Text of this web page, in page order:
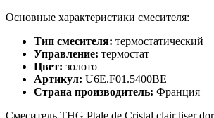
Основные характеристики смесителя:
Тип смесителя: термостатический
Управление: термостат
Цвет: золото
Артикул: U6E.F01.5400BE
Страна производитель: Франция
Смеситель THG Ptale de Cristal clair liser